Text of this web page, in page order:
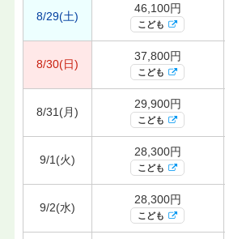
8/29(土)
46,100円
こども
8/30(日)
37,800円
こども
8/31(月)
29,900円
こども
9/1(火)
28,300円
こども
9/2(水)
28,300円
こども